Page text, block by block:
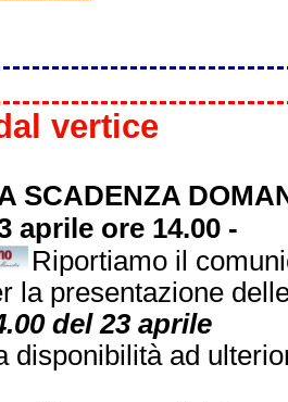
vertice
SCADENZA
aprile ore 14.00 -
Riportiamo il
la presentazione
del 23 aprile
disponibilità ad